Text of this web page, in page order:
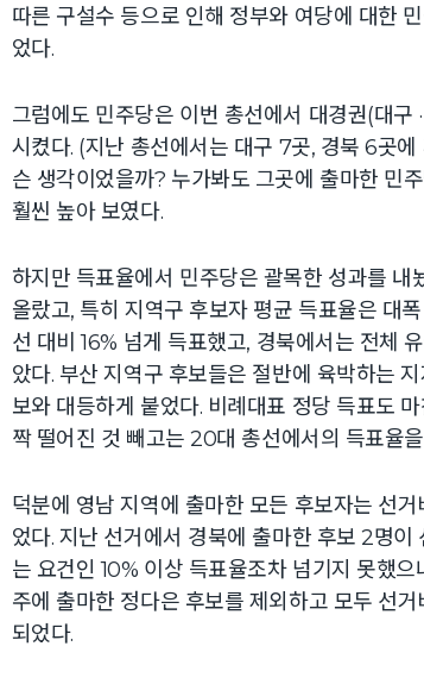
따른 구설수 등으로 인해 정부와 여당에 대한
었다.
그럼에도 민주당은 이번 총선에서 대경권(대구
시켰다. (지난 총선에서는 대구 7곳, 경북 6곳
슨 생각이었을까? 누가봐도 그곳에 출마한 민
훨씬 높아 보였다.
하지만 득표율에서 민주당은 괄목한 성과를 내
올랐고, 특히 지역구 후보자 평균 득표율은 대
선 대비 16% 넘게 득표했고, 경북에서는 전체
았다. 부산 지역구 후보들은 절반에 육박하는
보와 대등하게 붙었다. 비례대표 정당 득표도
짝 떨어진 것 빼고는 20대 총선에서의 득표율
덕분에 영남 지역에 출마한 모든 후보자는 선
었다. 지난 선거에서 경북에 출마한 후보 2명
는 요건인 10% 이상 득표율조차 넘기지 못했
주에 출마한 정다은 후보를 제외하고 모두 선
되었다.